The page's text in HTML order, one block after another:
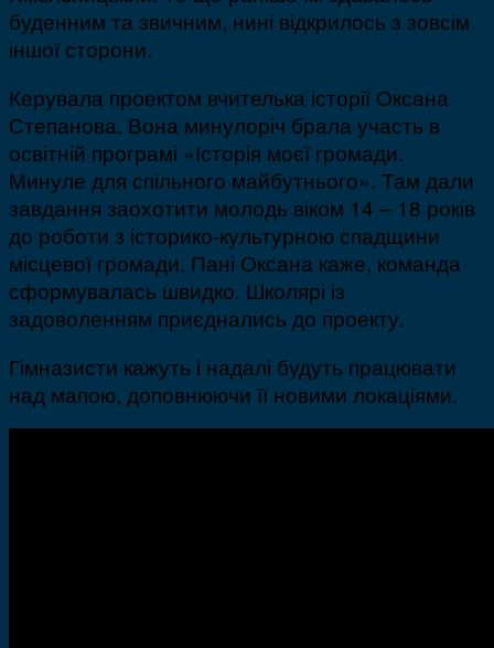
буденним та звичним, нині відкрилось з зовсім
іншої сторони.
Керувала проектом вчителька історії Оксана
Степанова. Вона минулоріч брала участь в
освітній програмі «Історія моєї громади.
Минуле для спільного майбутнього». Там дали
завдання заохотити молодь віком 14 – 18 років
до роботи з історико-культурною спадщини
місцевої громади. Пані Оксана каже, команда
сформувалась швидко. Школярі із
задоволенням приєднались до проекту.
Гімназисти кажуть і надалі будуть працювати
над мапою, доповнюючи її новими локаціями.